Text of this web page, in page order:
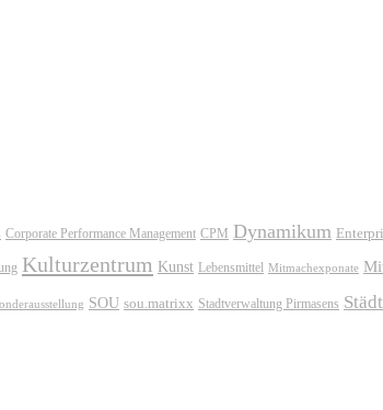
Corporate Performance Management CPM Dynamikum
Kulturzentrum Kunst Lebensmittel Mitmachexponate
SOU sou.matrixx Stadtverwaltung Pirmasens